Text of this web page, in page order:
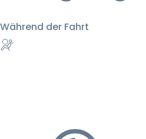
Während der Fahrt